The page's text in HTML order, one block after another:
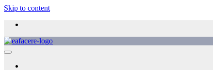
Skip to content